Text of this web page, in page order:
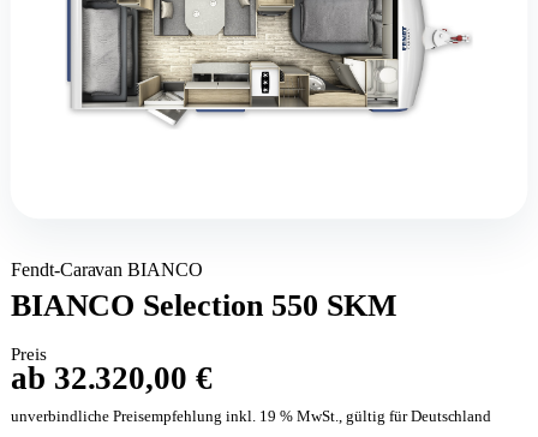
Fendt-Caravan BIANCO
BIANCO Selection 550 SKM
Preis
ab 32.320,00 €
unverbindliche Preisempfehlung inkl. 19 % MwSt., gültig für Deutschland